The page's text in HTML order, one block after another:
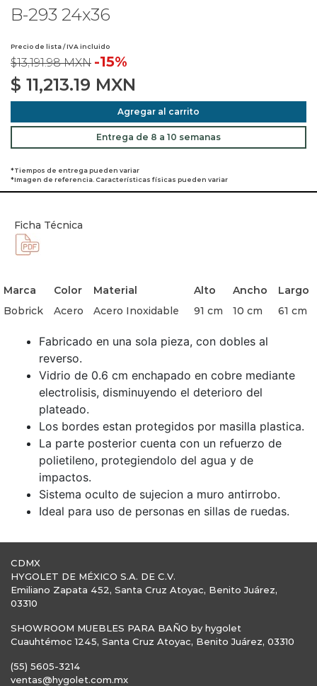
B-293 24x36
Precio de lista / IVA incluido
$13,191.98 MXN -15%
$ 11,213.19 MXN
Agregar al carrito
Entrega de 8 a 10 semanas
*Tiempos de entrega pueden variar
*Imagen de referencia. Características físicas pueden variar
Ficha Técnica
Marca Color Material Alto Ancho
Largo
Bobrick
Acero Acero Inoxidable 91 cm 10 cm 61 cm
Fabricado en una sola pieza, con dobles al
reverso.
Vidrio de 0.6 cm enchapado en cobre mediante
electrolisis, disminuyendo el deterioro del
plateado.
Los bordes estan protegidos por masilla plastica.
La parte posterior cuenta con un refuerzo de
polietileno, protegiendolo del agua y de
impactos.
Sistema oculto de sujecion a muro antirrobo.
Ideal para uso de personas en sillas de ruedas.
CDMX
HYGOLET DE MÉXICO S.A. DE C.V.
Emiliano Zapata 452, Santa Cruz Atoyac, Benito Juárez,
03310
SHOWROOM MUEBLES PARA BAÑO by hygolet
Cuauhtémoc 1245, Santa Cruz Atoyac, Benito Juárez, 03310
(55) 5605-3214
ventas@hygolet.com.mx